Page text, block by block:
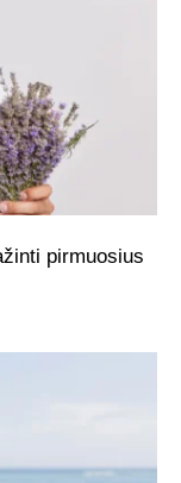
pirmuosius